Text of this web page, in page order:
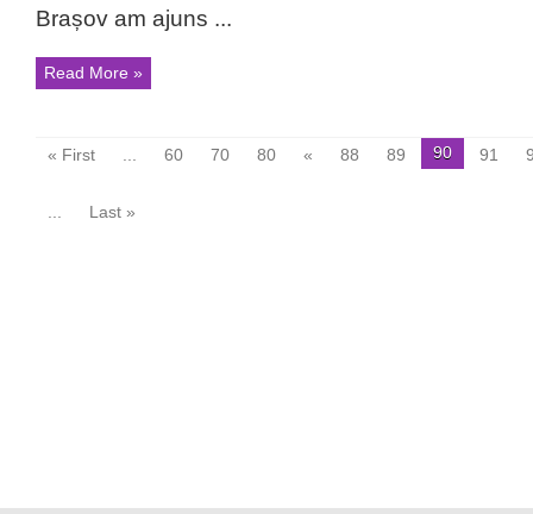
Brașov am ajuns ...
Read More »
« First 60 70 80 « 88 89 90 91
Last »